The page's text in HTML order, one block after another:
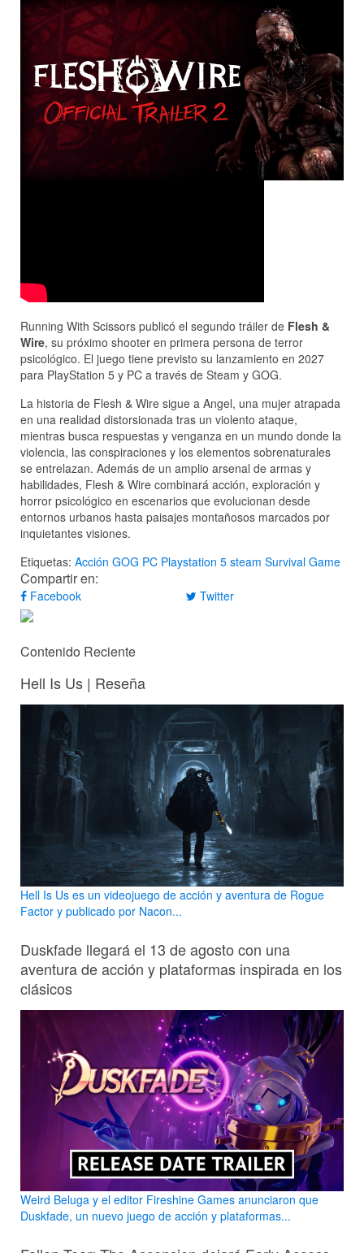
Running With Scissors publicó el segundo tráiler de Flesh &
Wire, su próximo shooter en primera persona de terror
psicológico. El juego tiene previsto su lanzamiento en 2027
para PlayStation 5 y PC a través de Steam y GOG.
La historia de Flesh & Wire sigue a Angel, una mujer atrapada
en una realidad distorsionada tras un violento ataque,
mientras busca respuestas y venganza en un mundo donde la
violencia, las conspiraciones y los elementos sobrenaturales
se entrelazan. Además de un amplio arsenal de armas y
habilidades, Flesh & Wire combinará acción, exploración y
horror psicológico en escenarios que evolucionan desde
entornos urbanos hasta paisajes montañosos marcados por
inquietantes visiones.
Etiquetas: Acción GOG PC Playstation 5 steam Survival Game
Compartir en:
Facebook Twitter
Contenido Reciente
Hell Is Us | Reseña
Hell Is Us es un videojuego de acción y aventura de Rogue
Factor y publicado por Nacon...
Duskfade llegará el 13 de agosto con una
aventura de acción y plataformas inspirada en los
clásicos
Weird Beluga y el editor Fireshine Games anunciaron que
Duskfade, un nuevo juego de acción y plataformas...